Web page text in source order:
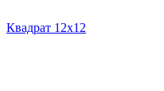
Квадрат 12х12